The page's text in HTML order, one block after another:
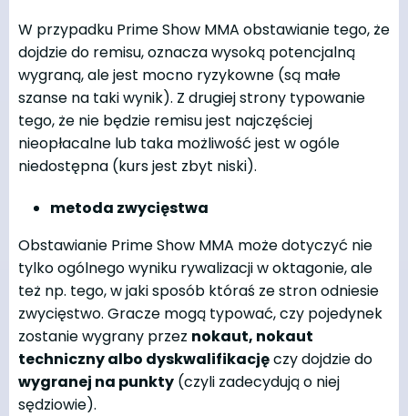
W przypadku Prime Show MMA obstawianie tego, że
dojdzie do remisu, oznacza wysoką potencjalną
wygraną, ale jest mocno ryzykowne (są małe
szanse na taki wynik). Z drugiej strony typowanie
tego, że nie będzie remisu jest najczęściej
nieopłacalne lub taka możliwość jest w ogóle
niedostępna (kurs jest zbyt niski).
metoda zwycięstwa
Obstawianie Prime Show MMA może dotyczyć nie
tylko ogólnego wyniku rywalizacji w oktagonie, ale
też np. tego, w jaki sposób któraś ze stron odniesie
zwycięstwo. Gracze mogą typować, czy pojedynek
zostanie wygrany przez nokaut, nokaut
techniczny albo dyskwalifikacjęczy dojdzie do
wygranej na punkty (czyli zadecydują o niej
sędziowie).